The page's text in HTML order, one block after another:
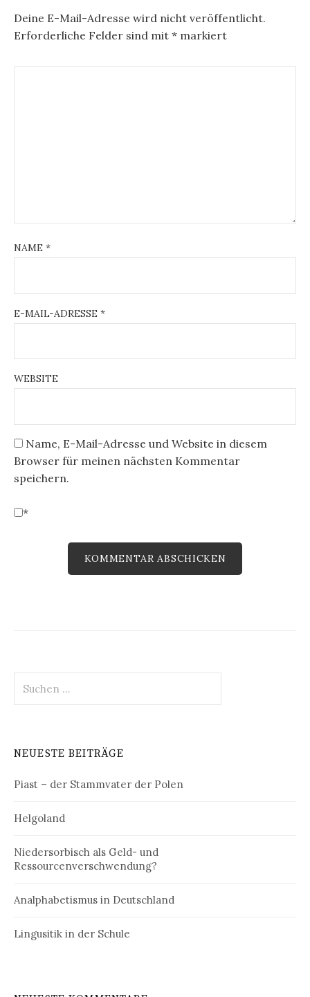
Deine E-Mail-Adresse wird nicht veröffentlicht.
Erforderliche Felder sind mit * markiert
NAME *
E-MAIL-ADRESSE *
WEBSITE
Name, E-Mail-Adresse und Website in diesem
Browser für meinen nächsten Kommentar
speichern.
*
nach:
NEUESTE BEITRÄGE
Piast – der Stammvater der Polen
Helgoland
Niedersorbisch als Geld- und
Ressourcenverschwendung?
Analphabetismus in Deutschland
Lingusitik in der Schule